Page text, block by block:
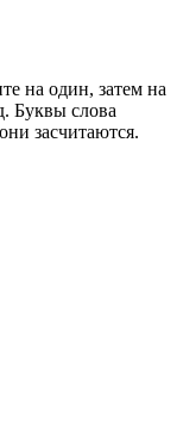
на один, затем на
Буквы слова
засчитаются.